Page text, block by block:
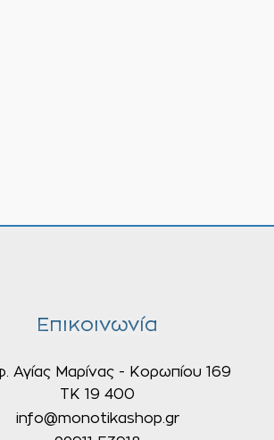
Επικοινωνία
Αγίας Μαρίνας - Κορωπίου 169
ΤΚ 19 400
info@monotikashop.gr